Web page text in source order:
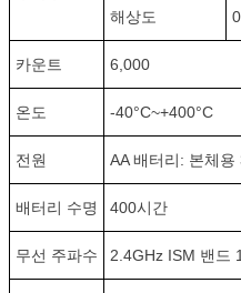
해상도
카운트 6,000
온도 -40°C~+400°C
전원 AA 배터리: 본체
배터리 수명 400시간
무선 주파수 2.4GHz ISM 밴드